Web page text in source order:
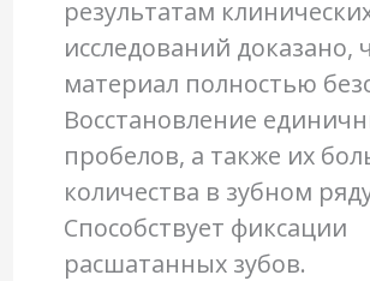
результатам
исследований доказано,
материал полностью
Восстановление
пробелов, а также их
количества в зубном
Способствует фиксации
расшатанных зубов.